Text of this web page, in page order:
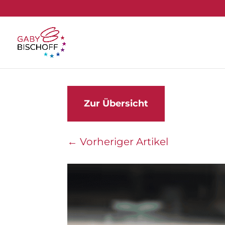
Zur Übersicht
←Vorheriger Artikel